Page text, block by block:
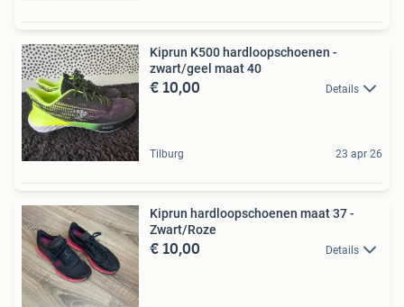
Kiprun K500 hardloopschoenen -
zwart/geel maat 40
€ 10,00 Details
Tilburg 23 apr 26
Kiprun hardloopschoenen maat 37 -
Zwart/Roze
€ 10,00 Details